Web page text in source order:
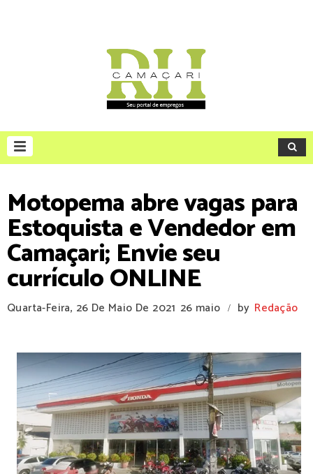
Motopema abre vagas para
Estoquista e Vendedor em
Camaçari; Envie seu
currículo ONLINE
Quarta-Feira, 26 De Maio De 2021 26 maio / by Redação